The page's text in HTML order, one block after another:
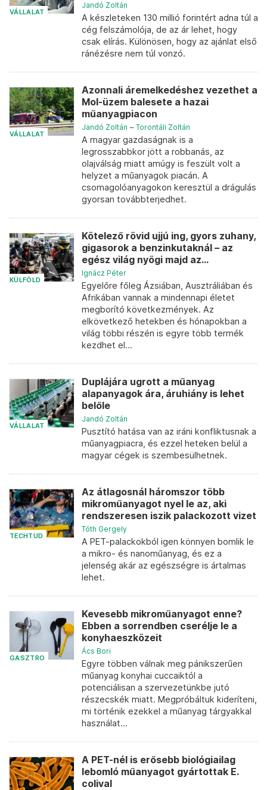
VÁLLALAT
Jandó Zoltán
A készleteken 130 millió forintért adna túl a
cég felszámolója, de az ár lehet, hogy
csak elírás. Különösen, hogy az ajánlat első
ránézésre nem túl vonzó.
VÁLLALAT
Azonnali áremelkedéshez vezethet a
Mol-üzem balesete a hazai
műanyagpiacon
Jandó Zoltán – Torontáli Zoltán
A magyar gazdaságnak is a
legrosszabbkor jött a robbanás, az
olajválság miatt amúgy is feszült volt a
helyzet a műanyagok piacán. A
csomagolóanyagokon keresztül a drágulás
gyorsan továbbterjedhet.
KÜLFÖLD
Kötelező rövid ujjú ing, gyors zuhany,
gigasorok a benzinkutaknál – az
egész világ nyögi majd az...
Ignácz Péter
Egyelőre főleg Ázsiában, Ausztráliában és
Afrikában vannak a mindennapi életet
megborító következmények. Az
elkövetkező hetekben és hónapokban a
világ többi részén is egyre több termék
kezdhet el...
VÁLLALAT
Duplájára ugrott a műanyag
alapanyagok ára, áruhiány is lehet
belőle
Jandó Zoltán
Pusztító hatása van az iráni konfliktusnak a
műanyagpiacra, és ezzel heteken belül a
magyar cégek is szembesülhetnek.
TECHTUD
Az átlagosnál háromszor több
mikroműanyagot nyel le az, aki
rendszeresen iszik palackozott vizet
Tóth Gergely
A PET-palackokból igen könnyen bomlik le
a mikro- és nanoműanyag, és ez a
jelenség akár az egészségre is ártalmas
lehet.
GASZTRO
Kevesebb mikroműanyagot enne?
Ebben a sorrendben cserélje le a
konyhaeszközeit
Ács Bori
Egyre többen válnak meg pánikszerűen
műanyag konyhai cuccaiktól a
potenciálisan a szervezetünkbe jutó
részecskék miatt. Megpróbáltuk kideríteni,
mi történik ezekkel a műanyag tárgyakkal
használat...
A PET-nél is erősebb biológiailag
lebomló műanyagot gyártottak E.
colival